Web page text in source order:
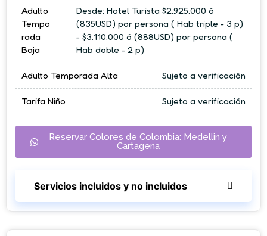
Reservar Colores de Colombia: Medellin y
Cartagena
Adulto
Tempo
rada
Baja
Desde: Hotel Turista $2.925.000 ó
(835USD) por persona ( Hab triple - 3 p)
- $3.110.000 ó (888USD) por persona (
Hab doble - 2 p)
Adulto Temporada Alta Sujeto a verificación
Tarifa Niño Sujeto a verificación
Servicios incluidos y no incluidos